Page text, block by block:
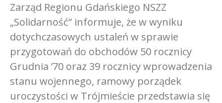
Zarząd Regionu Gdańskiego NSZZ
„Solidarność” informuje, że w wyniku
dotychczasowych ustaleń w sprawie
przygotowań do obchodów 50 rocznicy
Grudnia ’70 oraz 39 rocznicy wprowadzenia
stanu wojennego, ramowy porządek
uroczystości w Trójmieście przedstawia się